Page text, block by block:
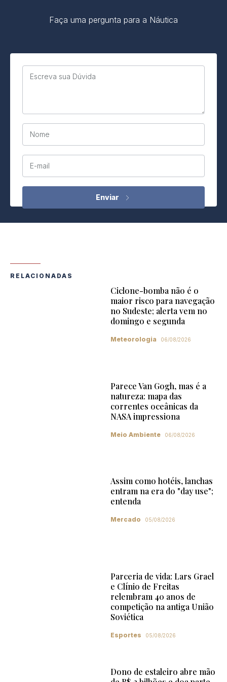
Faça uma pergunta para a Náutica
Escreva sua Dúvida
Nome
E-mail
RELACIONADAS
Ciclone-bomba não é o
maior risco para navegação
no Sudeste; alerta vem no
domingo e segunda
Meteorologia 06/08/2026
Parece Van Gogh, mas é a
natureza: mapa das
correntes oceânicas da
NASA impressiona
Meio Ambiente 06/08/2026
Assim como hotéis, lanchas
entram na era do "day use";
entenda
Mercado 05/08/2026
Parceria de vida: Lars Grael
e Clínio de Freitas
relembram 40 anos de
competição na antiga União
Soviética
Esportes 05/08/2026
Dono de estaleiro abre mão